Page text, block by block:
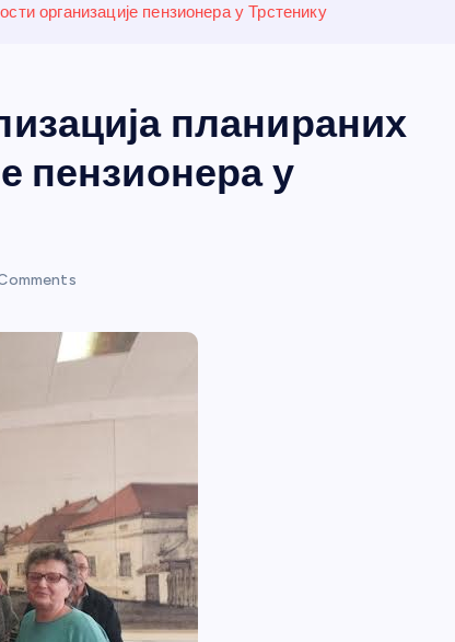
организације пензионера у Трстенику
планираних
пензионера у